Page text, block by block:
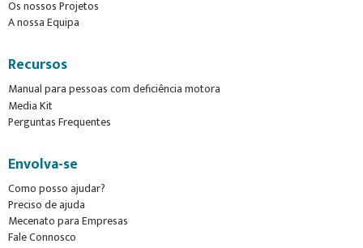
Os nossos Projetos
A nossa Equipa
Recursos
Manual para pessoas com deficiência motora
Media Kit
Perguntas Frequentes
Envolva-se
Como posso ajudar?
Preciso de ajuda
Mecenato para Empresas
Fale Connosco